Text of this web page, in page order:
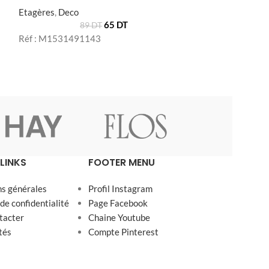
Etagères Deco
89DT 65 DT
Réf : M1531491143
générales
confidentialité
FOOTER MENU
Profil Instagram
Page Facebook
Chaine Youtube
Compte Pinterest